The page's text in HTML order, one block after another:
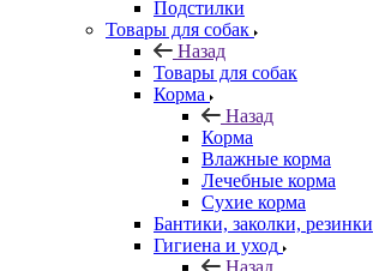
Подстилки
Товары для собак
Назад
Товары для собак
Корма
Назад
Корма
Влажные корма
Лечебные корма
Сухие корма
Бантики, заколки, резинки
Гигиена и уход
Назад